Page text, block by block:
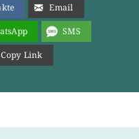
Email
SMS
Copy Link